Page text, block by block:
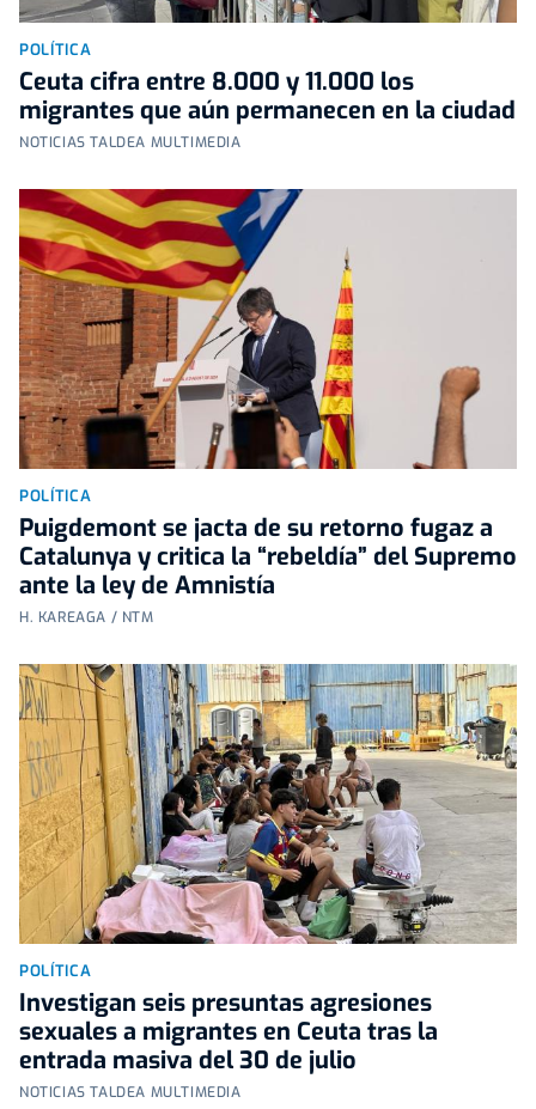
POLÍTICA
Ceuta cifra entre 8.000 y 11.000 los
migrantes que aún permanecen en la ciudad
NOTICIAS TALDEA MULTIMEDIA
POLÍTICA
Puigdemont se jacta de su retorno fugaz a
Catalunya y critica la “rebeldía” del Supremo
ante la ley de Amnistía
H. KAREAGA / NTM
POLÍTICA
Investigan seis presuntas agresiones
sexuales a migrantes en Ceuta tras la
entrada masiva del 30 de julio
NOTICIAS TALDEA MULTIMEDIA